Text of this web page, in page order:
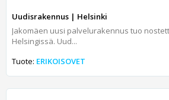
Uudisrakennus | Helsinki
Jakomäen uusi palvelurakennus tuo
Helsingissä. Uud...
Tuote: ERIKOISOVET